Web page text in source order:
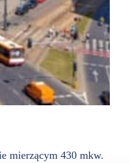
mierzącym 430 mkw.